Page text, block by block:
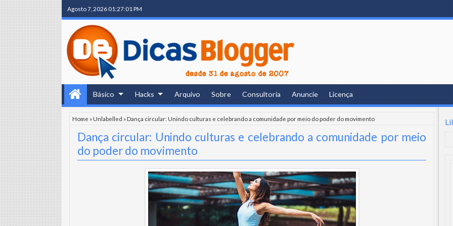
Agosto 7, 202601:27:02 PM
Básico Hacks Arquivo Sobre Consultoria Anuncie Licença
Home »Unlabelled »Dança circular: Unindo culturas e celebrando a comunidade por meio do poder do movimento
Dança circular: Unindo culturas e celebrando a comunidade por meio
do poder do movimento